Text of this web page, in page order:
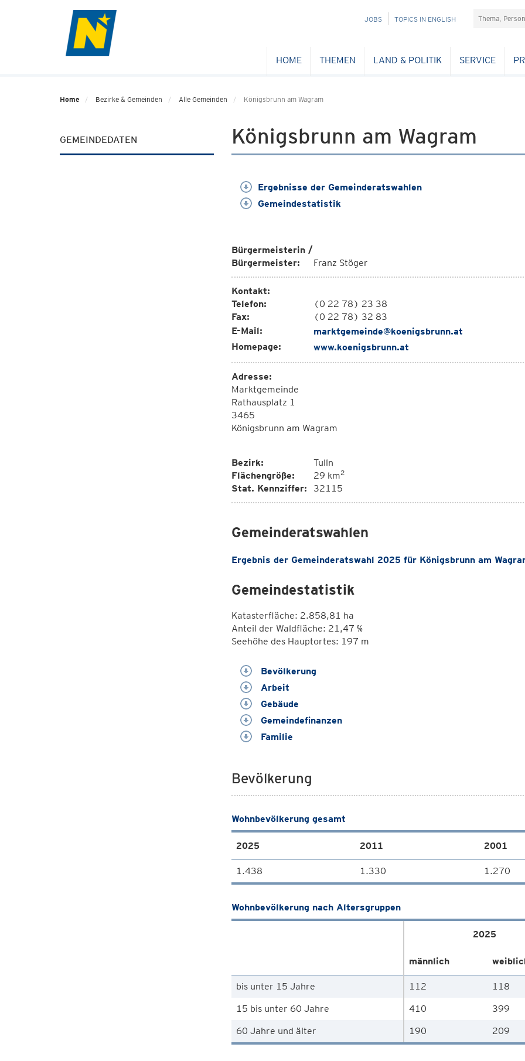
NAVIGATION
JOBS TOPICS IN ENGLISH Suchefeld
HOME THEMEN LAND & POLITIK SERVICE
Home Bezirke & Gemeinden Alle Gemeinden Königsbrunn am Wagram
GEMEINDEDATEN Königsbrunn am Wagram
Ergebnisse der Gemeinderatswahlen
Gemeindestatistik
Bürgermeisterin /
Bürgermeister:
Franz Stöger
Kontakt:
Telefon:
(0 22 78) 23 38
Fax:
(0 22 78) 32 83
E-Mail:
marktgemeinde@koenigsbrunn.at
Homepage:
www.koenigsbrunn.at
Adresse:
Marktgemeinde
Rathausplatz 1
3465
Königsbrunn am Wagram
Bezirk:
Tulln
Flächengröße:
29 km2
Stat. Kennziffer: 32115
Gemeinderatswahlen
Ergebnis der Gemeinderatswahl 2025 für Königsbrunn am
Gemeindestatistik
Katasterfläche: 2.858,81 ha
Anteil der Waldfläche: 21,47 %
Seehöhe des Hauptortes: 197 m
Bevölkerung
Arbeit
Gebäude
Gemeindefinanzen
Familie
Bevölkerung
Wohnbevölkerung gesamt
2025 2011 2001
1.438 1.330 1.270
Wohnbevölkerung nach Altersgruppen
2025
männlich
bis unter 15 Jahre 112
118
15 bis unter 60 Jahre
410
399
60 Jahre und älter
190 209